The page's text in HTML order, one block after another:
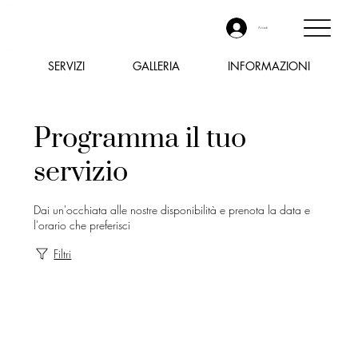
Accedi
SERVIZI GALLERIA INFORMAZIONI
Programma il tuo
servizio
Dai un'occhiata alle nostre disponibilità e prenota la data e
l'orario che preferisci
Filtri